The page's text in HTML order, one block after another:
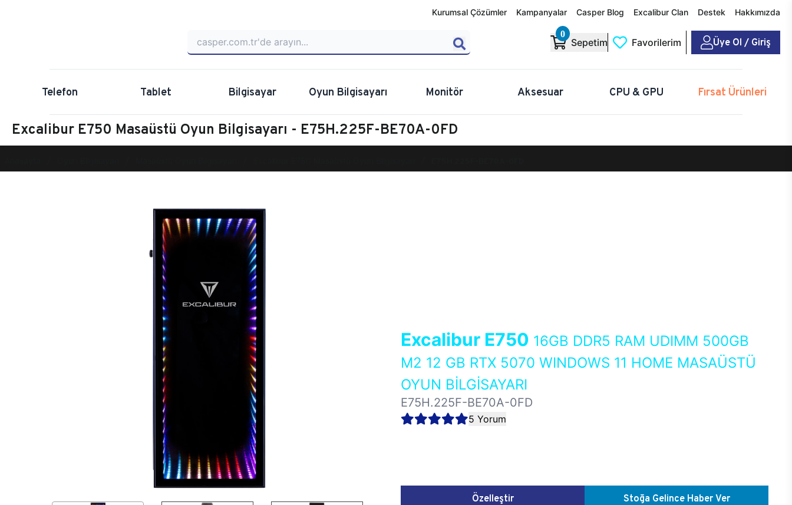
Kurumsal Çözümler Kampanyalar Casper Blog Excalibur Clan Destek Hakkımızda
0
Sepetim Favorilerim Üye Ol / Giriş
Telefon Tablet Bilgisayar Oyun Bilgisayarı Monitör Aksesuar CPU & GPU Fırsat Ürünleri
Excalibur E750 Masaüstü Oyun Bilgisayarı - E75H.225F-BE70A-0FD
Excalibur E750 16GB DDR5 RAM UDIMM 500GB
M2 12 GB RTX 5070 WINDOWS 11 HOME MASAÜSTÜ
OYUN BİLGİSAYARI
E75H.225F-BE70A-0FD
5 Yorum
Özelleştir Stoğa Gelince Haber Ver